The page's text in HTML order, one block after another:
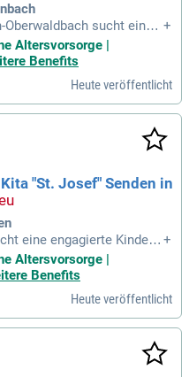
sucht eine e
(m/w/d) in Teilzeit
Sie ein herzliches Arbe
wird. In u
wir Kinder unterschie
Integration und
Wir fördern Werte wi
sowie die Grundlag
Sie sich jetzt und
Teams, das den Alltag d
+
Altersvorsorge |
Benefits
Heute veröffentlicht
"St. Josef" Senden in
eine engagierte Kinderp
Woche). Hier erwartet S
großschreibt. Un
In unserem modernen un
betreuen wir die Kl
erhält Raum für individuell
Sie sich jetzt und wer
+
Altersvorsorge |
Benefits
Heute veröffentlicht